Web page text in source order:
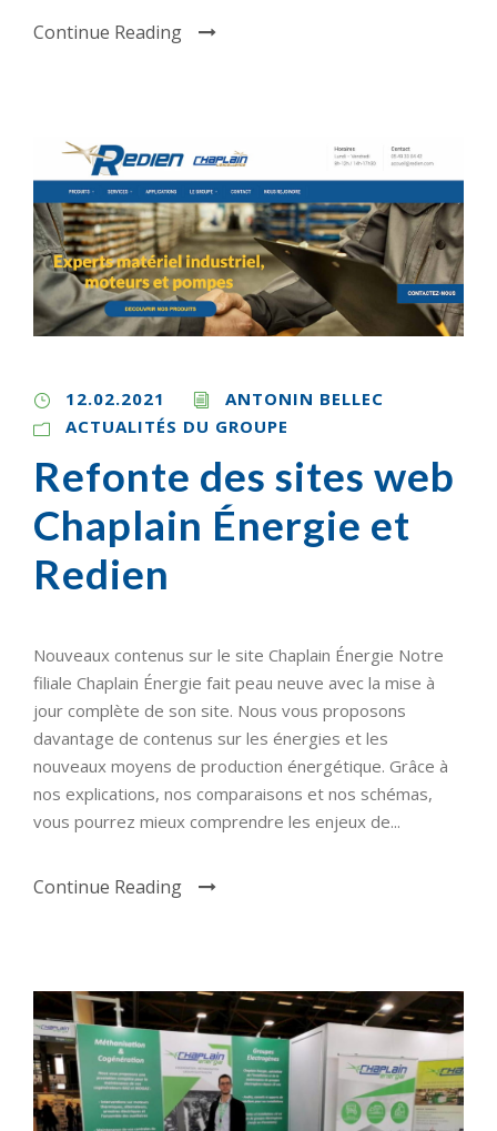
Continue Reading
12.02.2021
ANTONIN BELLEC
ACTUALITÉS DU GROUPE
Refonte des sites web
Chaplain Énergie et
Redien
Nouveaux contenus sur le site Chaplain Énergie Notre
filiale Chaplain Énergie fait peau neuve avec la mise à
jour complète de son site. Nous vous proposons
davantage de contenus sur les énergies et les
nouveaux moyens de production énergétique. Grâce à
nos explications, nos comparaisons et nos schémas,
vous pourrez mieux comprendre les enjeux de...
Continue Reading